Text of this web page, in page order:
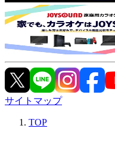
サイトマップ
TOP